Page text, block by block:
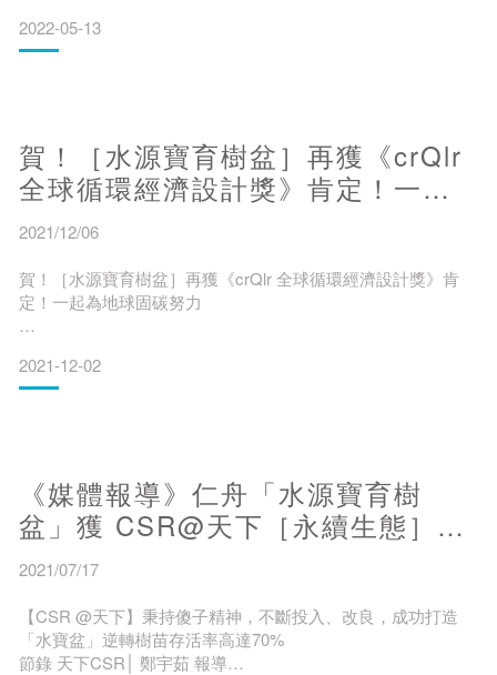
▞
企業CSR採購，歡迎來電：03-
════
澎湖響應世界地球日活動，今日攜手財團法人慈心有機農業發
由於澎湖以往氣候乾旱、土壤貧瘠、東北季風強烈，不利造林
環境，今年開始打破以往澎湖造林的模式，使用慈心有機農業
發展基金會與仁舟淨塑共同研製的水寶盆，協
2022-05-13
賀！［水源寶育樹盆］再獲《crQlr
全球循環經濟設計獎》肯定！一起
為地球固碳努力
2021/12/06
賀！［水源寶育樹盆］再獲《crQlr 全球循環經濟設計獎》肯
定！一起為地球固碳努力
近年來循環經濟理念與行動不斷受到關注、討論與行動，仁舟
國際共63位獲獎良品並列獲獎專案。
於本次獎項中仁舟水源寶育樹盆更一舉獲得三個獎項，包括
Bio-Renewal Prize(生物革新獎
2021-12-02
《媒體報導》仁舟「水源寶育樹
盆」獲 CSR@天下［永續生態］專
題肯定
2021/07/17
【CSR @天下】秉持傻子精神，不斷投入、改良，成功打造
「水寶盆」逆轉樹苗存活率高達70%
節錄 天下CSR│ 鄭宇茹 報導